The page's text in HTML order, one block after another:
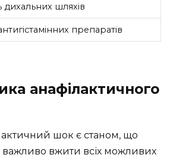
шляхів
препаратів
анафілактичного
шок є станом, що
важливо вжити всіх можливих